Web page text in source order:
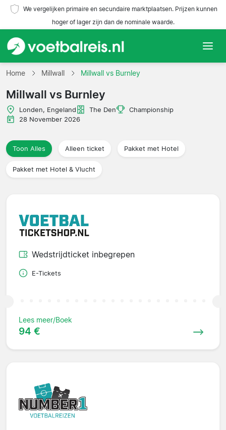
We vergelijken primaire en secundaire marktplaatsen. Prijzen kunnen
hoger of lager zijn dan de nominale waarde.
Home
Teams
Competities
Reisorganisaties
Home Millwall Millwall vs Burnley
Millwall vs Burnley
Londen, Engeland The Den
Championship
28 November 2026
Toon Alles Alleen ticket Pakket met Hotel
Pakket met Hotel & Vlucht
Wedstrijdticket inbegrepen
E-Tickets
Lees meer/Boek
94 €